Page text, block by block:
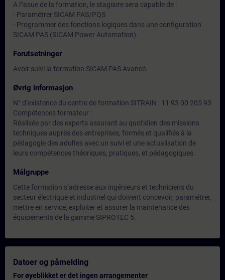
A l’issue de la formation, le stagiaire sera capable de :
- Paramétrer SICAM PAS/PQS
- Programmer des fonctions logiques dans une configuration
SICAM PAS (SICAM Power Automation).
Forutsetninger
Avoir suivi la formation SICAM PAS Avancé.
Øvrig informasjon
N° d’existence du centre de formation SITRAIN : 11 93 00 205 93
Compétences formateur :
Réalisée par des experts assurant au quotidien des missions
techniques auprès des entreprises, formés et qualifiés à la
pédagogie des adultes avec un suivi et une actualisation de
leurs compétences théoriques, pratiques, et pédagogiques.
Målgruppe
Cette formation s’adresse aux ingénieurs et techniciens du
secteur électrique et industriel qui doivent concevoir, paramétrer,
mettre en service, exploiter et assurer la maintenance des
équipements de la gamme SIPROTEC 5.
Datoer og påmelding
For øyeblikket er det ingen arrangementer